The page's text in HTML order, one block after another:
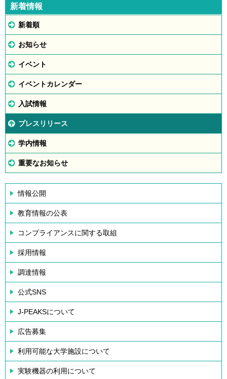
新着情報
新着順
お知らせ
イベント
イベントカレンダー
入試情報
プレスリリース
学内情報
重要なお知らせ
情報公開
教育情報の公表
コンプライアンスに関する取組
採用情報
調達情報
公式SNS
J-PEAKSについて
広告募集
利用可能な大学施設について
実験機器の利用について